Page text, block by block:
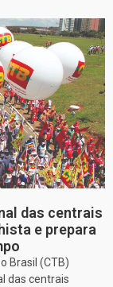
das centrais
e prepara
Brasil (CTB)
das centrais